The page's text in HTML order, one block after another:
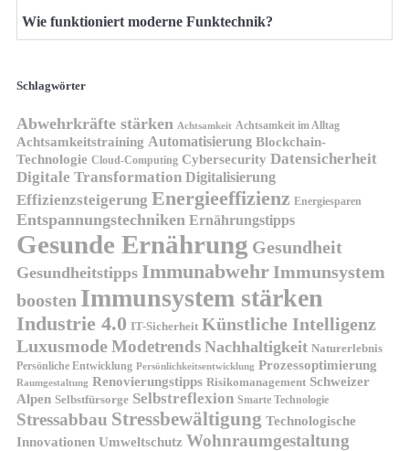
Wie funktioniert moderne Funktechnik?
Schlagwörter
Abwehrkräfte stärken Achtsamkeit Achtsamkeit im Alltag
Achtsamkeitstraining Automatisierung Blockchain-
Technologie Cloud-Computing Cybersecurity Datensicherheit
Digitale Transformation Digitalisierung
Effizienzsteigerung Energieeffizienz Energiesparen
Entspannungstechniken Ernährungstipps
Gesunde Ernährung Gesundheit
Gesundheitstipps Immunabwehr Immunsystem
boosten Immunsystem stärken
Industrie 4.0 IT-Sicherheit Künstliche Intelligenz
LuxusmodeModetrends Nachhaltigkeit Naturerlebnis
Persönliche Entwicklung Persönlichkeitsentwicklung Prozessoptimierung
Raumgestaltung Renovierungstipps Risikomanagement Schweizer
Alpen Selbstfürsorge Selbstreflexion Smarte Technologie
Stressabbau Stressbewältigung Technologische
Innovationen Umweltschutz Wohnraumgestaltung